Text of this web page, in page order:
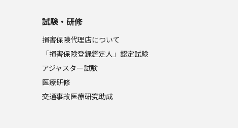
試験・研修
損害保険代理店について
「損害保険登録鑑定人」認定試験
アジャスター試験
医療研修
交通事故医療研究助成